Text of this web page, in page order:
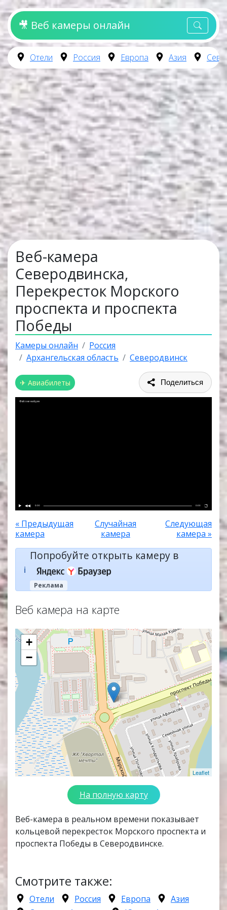
🎥 Веб камеры онлайн
Отели Россия Европа Азия
Веб-камера
Северодвинска,
Перекресток Морского
проспекта и проспекта
Победы
Камеры онлайн
Россия
Архангельская область
Северодвинск
✈ Авиабилеты Поделиться
Файл не найден
0:00 0:00
« Предыдущая
камера
Случайная
камера
Следующая
камера »
ℹ️
Попробуйте открыть камеру в
Реклама
Веб камера на карте
+
−
Leaflet
На полную карту
Веб-камера в реальном времени показывает
кольцевой перекресток Морского проспекта и
проспекта Победы в Северодвинске.
Смотрите также:
Отели Россия Европа
Азия